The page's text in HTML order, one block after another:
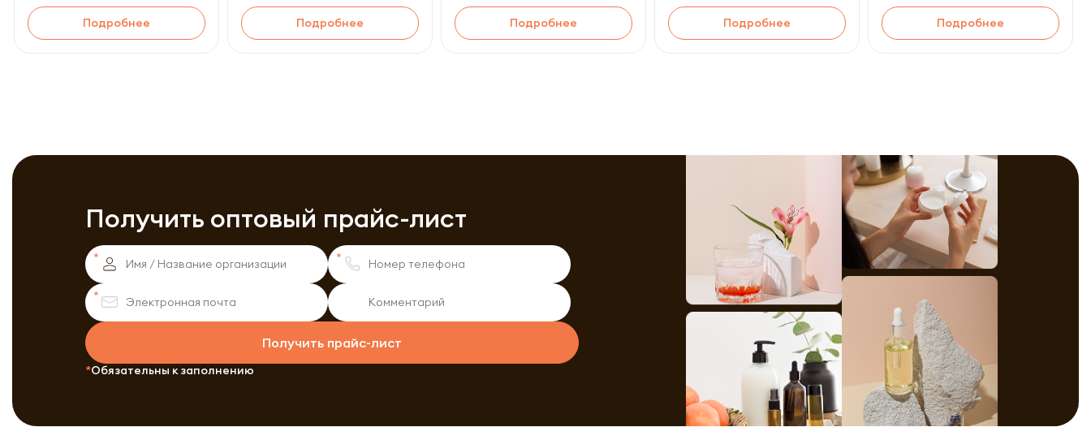
Подробнее Подробнее Подробнее Подробнее Подробнее
Получить оптовый прайс-лист
Получить прайс-лист
Обязательны к заполнению